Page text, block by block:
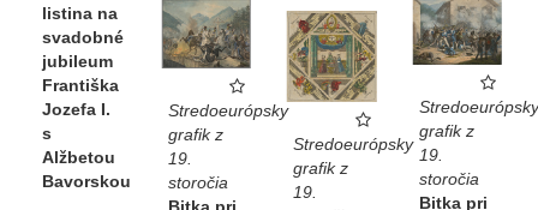
listina na
svadobné
jubileum
Františka
Jozefa I.
s
Alžbetou
Bavorskou
Stredoeurópsky
grafik z
19.
storočia
Bitka pri
Stredoeurópsky
grafik z
19.
storočia
Bitka pri
Stredoeurópsky
grafik z
19.